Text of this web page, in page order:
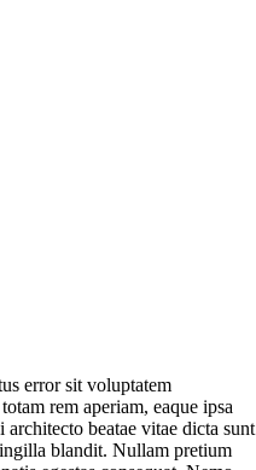
error sit voluptatem
rem aperiam, eaque ipsa
beatae vitae dicta sunt
blandit. Nullam pretium